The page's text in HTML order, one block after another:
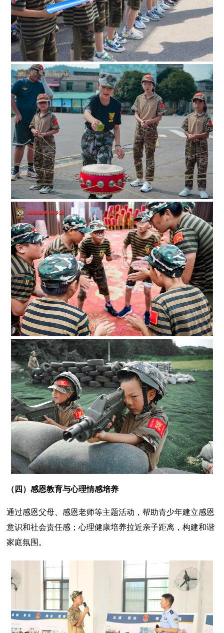
（四）感恩教育与心理情感培养
通过感恩父母、感恩老师等主题活动，帮助青少年建立感恩
意识和社会责任感；心理健康培养拉近亲子距离，构建和谐
家庭氛围。